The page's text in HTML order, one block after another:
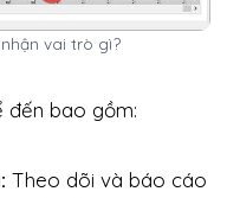
vai trò gì?
đến bao gồm:
Theo dõi và báo cáo